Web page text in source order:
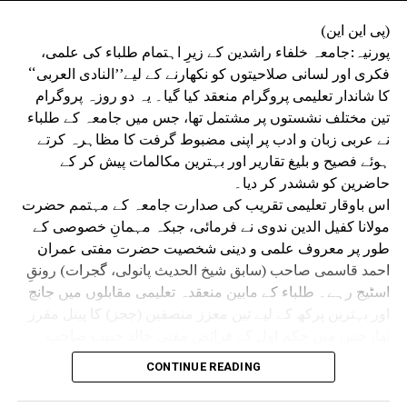
(پی این این)
پورنیہ:جامعہ خلفاء راشدین کے زیرِ اہتمام طلباء کی علمی،
فکری اور لسانی صلاحیتوں کو نکھارنے کے لیے’’النادی العربی‘‘
کا شاندار تعلیمی پروگرام منعقد کیا گیا۔ یہ دو روزہ پروگرام
تین مختلف نشستوں پر مشتمل تھا، جس میں جامعہ کے طلباء
نے عربی زبان و ادب پر اپنی مضبوط گرفت کا مظاہرہ کرتے
ہوئے فصیح و بلیغ تقاریر اور بہترین مکالمات پیش کر کے
حاضرین کو ششدر کر دیا۔
اس باوقار تعلیمی تقریب کی صدارت جامعہ کے مہتمم حضرت
مولانا کفیل الدین ندوی نے فرمائی، جبکہ مہمانِ خصوصی کے
طور پر معروف علمی و دینی شخصیت حضرت مفتی عمران
احمد قاسمی صاحب (سابق شیخ الحدیث پانولی، گجرات) رونقِ
اسٹیج رہے۔ طلباء کے مابین منعقدہ تعلیمی مقابلوں میں جانچ
ندوی (استاذ جامعہ صدیقیہ ڈگروا)، حکمِ دوم کے فرائض مفتی
جاوید اشرف صاحب قاسمی اور حکمِ ثالث کے فرائض مولانا
نیاز احمد صاحب ندوی نے انجام دیئے۔ علاوہ ازیں نظامت النادی
CONTINUE READING